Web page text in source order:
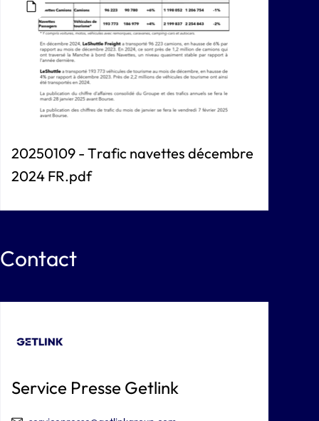
20250109 - Trafic navettes décembre
2024 FR.pdf
Contact
Service Presse Getlink